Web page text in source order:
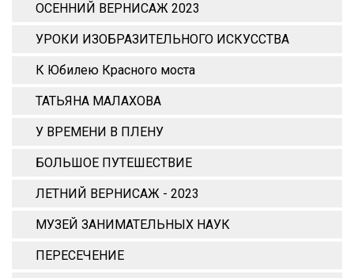
ОСЕННИЙ ВЕРНИСАЖ 2023
УРОКИ ИЗОБРАЗИТЕЛЬНОГО ИСКУССТВА
К Юбилею Красного моста
ТАТЬЯНА МАЛАХОВА
У ВРЕМЕНИ В ПЛЕНУ
БОЛЬШОЕ ПУТЕШЕСТВИЕ
ЛЕТНИЙ ВЕРНИСАЖ - 2023
МУЗЕЙ ЗАНИМАТЕЛЬНЫХ НАУК
ПЕРЕСЕЧЕНИЕ